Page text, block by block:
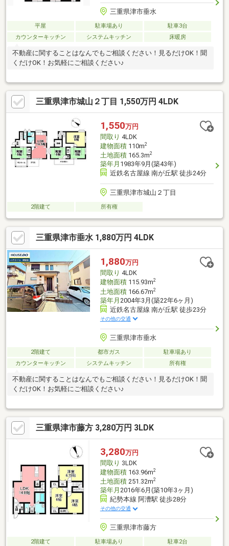
三重県津市垂水
平屋 駐車場あり
駐車3台
カウンターキッチン
システムキッチン 床暖房
不動産に関することはなんでもご相談ください！見るだけOK！聞
くだけOK！お気軽にご相談ください♪
三重県津市城山２丁目 1,550万円 4LDK
1,550万円
間取り 4LDK
建物面積110m2
土地面積165.3m2
築年月 1983年9月(築43年)
近鉄名古屋線 南が丘駅 徒歩24分
三重県津市城山２丁目
2階建て 所有権
三重県津市垂水 1,880万円 4LDK
1,880万円
間取り 4LDK
建物面積115.93m2
土地面積166.67m2
築年月 2004年3月(築22年6ヶ月)
近鉄名古屋線 南が丘駅 徒歩23分
その他の交通
三重県津市垂水
2階建て 都市ガス
駐車場あり
カウンターキッチン
システムキッチン 所有権
不動産に関することはなんでもご相談ください！見るだけOK！聞
くだけOK！お気軽にご相談ください♪
三重県津市藤方 3,280万円 3LDK
3,280万円
間取り 3LDK
建物面積163.96m2
土地面積251.32m2
築年月 2016年6月(築10年3ヶ月)
紀勢本線 阿漕駅 徒歩28分
その他の交通
三重県津市藤方
2階建て 駐車場あり
駐車2台